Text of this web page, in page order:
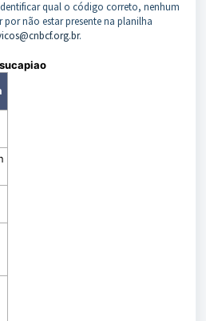
qual o código correto, nenhum
por não estar presente na planilha
.